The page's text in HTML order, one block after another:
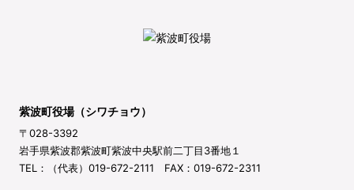
紫波町役場（シワチョウ）
〒028-3392
岩手県紫波郡紫波町紫波中央駅前二丁目3番地１
TEL：（代表）019-672-2111 FAX：019-672-2311